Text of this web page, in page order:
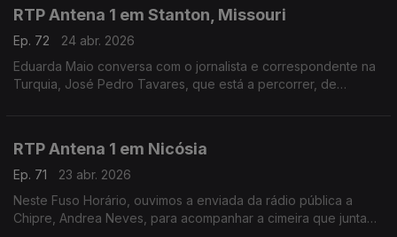
RTP Antena 1 em Stanton, Missouri
Ep. 72
24 abr. 2026
Eduarda Maio conversa com o jornalista e correspondente na
Turquia, José Pedro Tavares, que está a percorrer, de
RTP Antena 1 em Nicósia
Ep. 71
23 abr. 2026
Neste Fuso Horário, ouvimos a enviada da rádio pública a
Chipre, Andrea Neves, para acompanhar a cimeira que junta